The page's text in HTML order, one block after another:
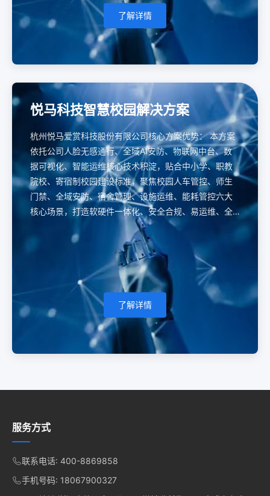
了解详情
悦马科技智慧校园解决方案
杭州悦马爱赏科技股份有限公司核心方案优势： 本方案
依托公司人脸无感通行、全域AI安防、物联网中台、数
据可视化、智能运维核心技术积淀，贴合中小学、职教
院校、寄宿制校园建设标准，聚焦校园人车管控、师生
门禁、全域安防、宿舍管理、设施运维、能耗管控六大
核心场景，打造软硬件一体化、安全合规、易运维、全
域联动智慧校园管控体系，筑牢校园安全防线，实现校
园数字化、精细化智慧管理。
了解详情
服务方式
联系电话: 400-8869858
手机号码: 18067900327